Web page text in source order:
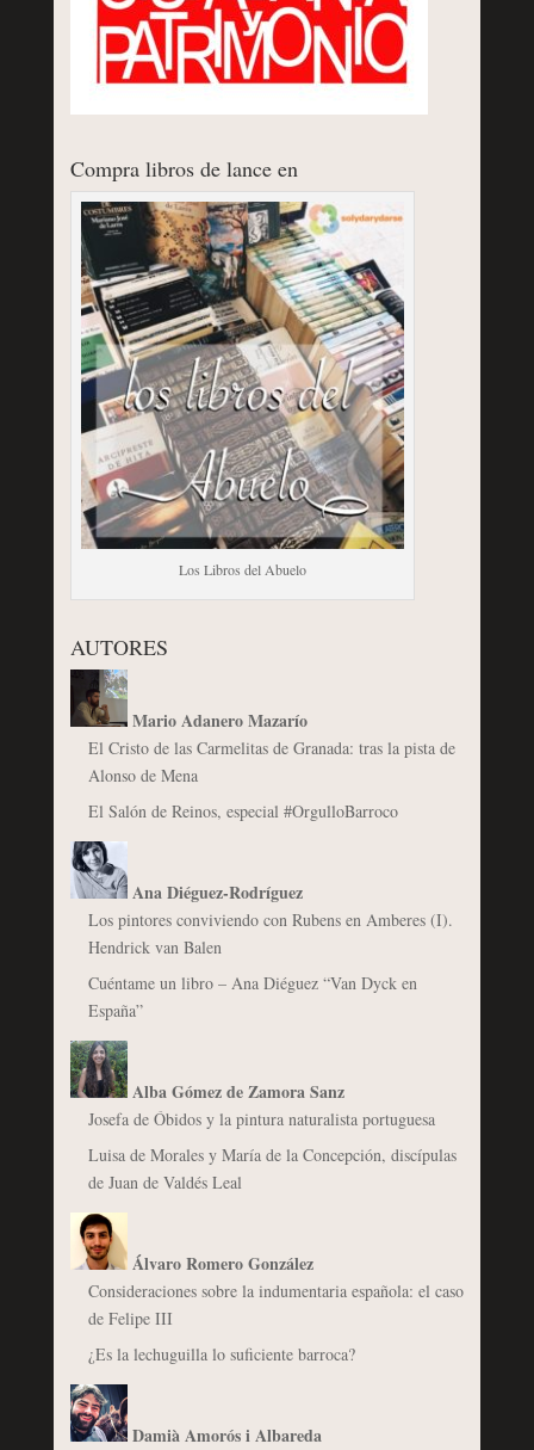
Compra libros de lance en
Los Libros del Abuelo
AUTORES
Mario Adanero Mazarío
El Cristo de las Carmelitas de Granada: tras la pista de
Alonso de Mena
El Salón de Reinos, especial #OrgulloBarroco
Ana Diéguez-Rodríguez
Los pintores conviviendo con Rubens en Amberes (I).
Hendrick van Balen
Cuéntame un libro – Ana Diéguez “Van Dyck en
España”
Alba Gómez de Zamora Sanz
Josefa de Óbidos y la pintura naturalista portuguesa
Luisa de Morales y María de la Concepción, discípulas
de Juan de Valdés Leal
Álvaro Romero González
Consideraciones sobre la indumentaria española: el caso
de Felipe III
¿Es la lechuguilla lo suficiente barroca?
Damià Amorós i Albareda